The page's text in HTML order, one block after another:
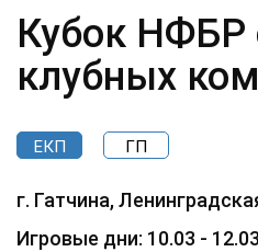
Кубок НФБР
клубных
ЕКП ГП
г. Гатчина,
Игровые дни: 10.03 - 12.03